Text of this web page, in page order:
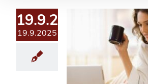
19.9.2025
19.9.2025